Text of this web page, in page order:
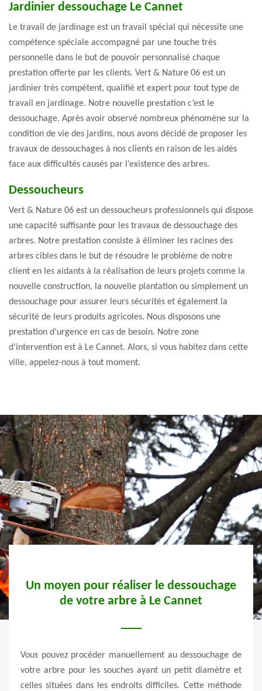
Jardinier dessouchage Le Cannet
Le travail de jardinage est un travail spécial qui nécessite une
compétence spéciale accompagné par une touche très
personnelle dans le but de pouvoir personnalisé chaque
prestation offerte par les clients. Vert & Nature 06 est un
jardinier très compétent, qualifié et expert pour tout type de
travail en jardinage. Notre nouvelle prestation c’est le
dessouchage. Après avoir observé nombreux phénomène sur la
condition de vie des jardins, nous avons décidé de proposer les
travaux de dessouchages à nos clients en raison de les aidés
face aux difficultés causés par l’existence des arbres.
Dessoucheurs
Vert & Nature 06 est un dessoucheurs professionnels qui dispose
une capacité suffisante pour les travaux de dessouchage des
arbres. Notre prestation consiste à éliminer les racines des
arbres cibles dans le but de résoudre le problème de notre
client en les aidants à la réalisation de leurs projets comme la
nouvelle construction, la nouvelle plantation ou simplement un
dessouchage pour assurer leurs sécurités et également la
sécurité de leurs produits agricoles. Nous disposons une
prestation d’urgence en cas de besoin. Notre zone
d’intervention est à Le Cannet. Alors, si vous habitez dans cette
ville, appelez-nous à tout moment.
Un moyen pour réaliser le dessouchage
de votre arbre à Le Cannet
Vous pouvez procéder manuellement au dessouchage de
votre arbre pour les souches ayant un petit diamètre et
celles situées dans les endroits difficiles. Cette méthode